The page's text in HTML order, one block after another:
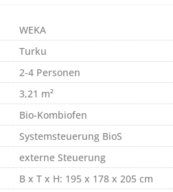
WEKA
Turku
2-4 Personen
3,21 m²
Bio-Kombiofen
Systemsteuerung BioS
externe Steuerung
B x T x H: 195 x 178 x 205 cm